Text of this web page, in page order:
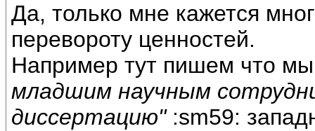
Да, только мне кажется
перевороту ценностей.
Например тут пишем что
младшим научным
диссертацию":sm59: